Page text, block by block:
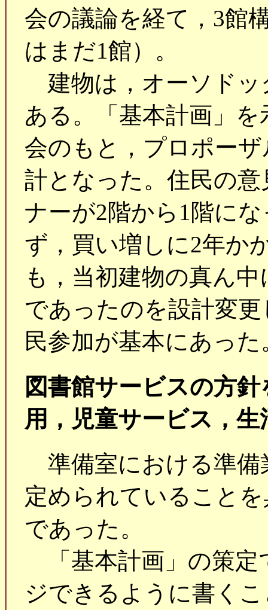
会の議論を経て，3館
はまだ1館）。
建物は，オーソドッ
ある。「基本計画」
会のもと，プロポー
計となった。住民の
ナーが2階から1階に
ず，買い増しに2年か
も，当初建物の真ん
であったのを設計変
民参加が基本にあった
図書館サービスの方
用，児童サービス，
準備室における準備
定められていること
であった。
「基本計画」の策定
ジできるように書く